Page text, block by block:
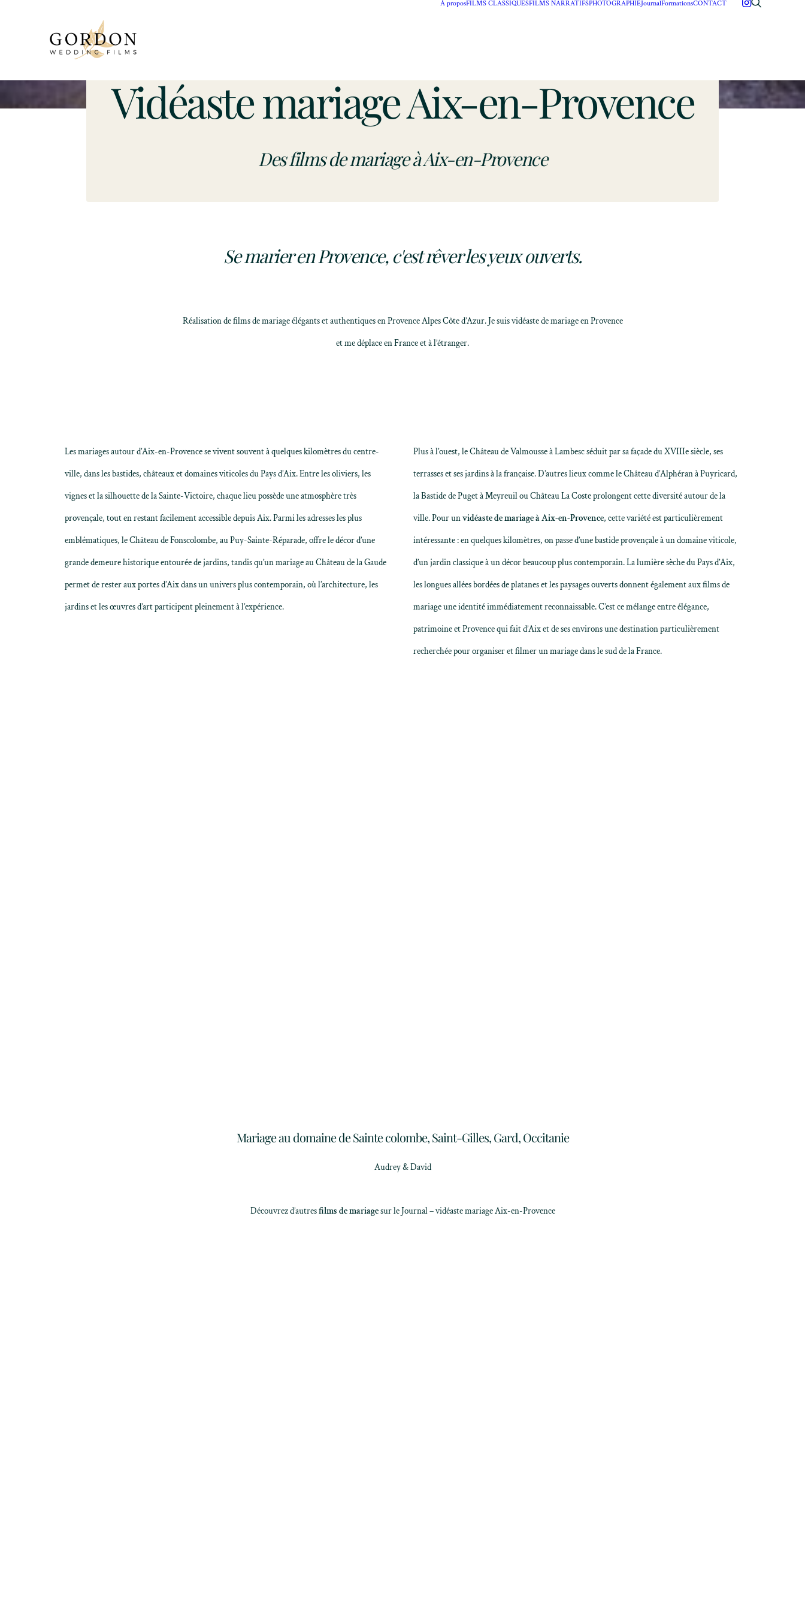
À proposFILMS CLASSIQUESFILMS NARRATIFSPHOTOGRAPHIEJournalFormationsCONTACT
Vidéaste mariage Aix-en-Provence
Des films de mariage à Aix-en-Provence
Se marier en Provence, c'est rêver les yeux ouverts.
Réalisation de films de mariage élégants et authentiques en Provence Alpes Côte d’Azur. Je suisvidéaste de mariage en Provence
et me déplace en France et à l’étranger.
Les mariages autour d’Aix-en-Provence se vivent souvent à quelques kilomètres du centre-
ville, dans les bastides, châteaux et domaines viticoles du Pays d’Aix. Entre les oliviers, les
vignes et la silhouette de la Sainte-Victoire, chaque lieu possède une atmosphère très
provençale, tout en restant facilement accessible depuis Aix. Parmi les adresses les plus
emblématiques, leChâteau de Fonscolombe, au Puy-Sainte-Réparade, offre le décor d’une
grande demeure historique entourée de jardins, tandis qu’unmariage au Château de la Gaude
permet de rester aux portes d’Aix dans un univers plus contemporain, où l’architecture, les
jardins et les œuvres d’art participent pleinement à l’expérience.
Plus à l’ouest, leChâteau de Valmousse à Lambescséduit par sa façade du XVIIIe siècle, ses
terrasses et ses jardins à la française. D’autres lieux comme le Château d’Alphéran à Puyricard,
la Bastide de Puget à Meyreuil ou Château La Coste prolongent cette diversité autour de la
ville. Pour unvidéaste de mariage à Aix-en-Provence, cette variété est particulièrement
intéressante : en quelques kilomètres, on passe d’une bastide provençale à un domaine viticole,
d’un jardin classique à un décor beaucoup plus contemporain. La lumière sèche du Pays d’Aix,
les longues allées bordées de platanes et les paysages ouverts donnent également aux films de
mariage une identité immédiatement reconnaissable. C’est ce mélange entre élégance,
patrimoine et Provence qui fait d’Aix et de ses environs une destination particulièrement
recherchée pour organiser et filmer un mariage dans le sud de la France.
Mariage au domaine de Sainte colombe, Saint-Gilles, Gard, Occitanie
Audrey & David
Découvrez d’autresfilms de mariagesur le Journal – vidéaste mariage Aix-en-Provence